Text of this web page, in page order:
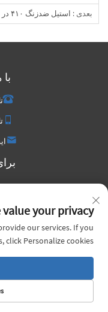
بعدی : استیل ضدزنگ ۴۱۰ در مقابل ۳۱۶ – تفاوت آنها چیست؟
value your privacy
our services. If you
Personalize cookies.